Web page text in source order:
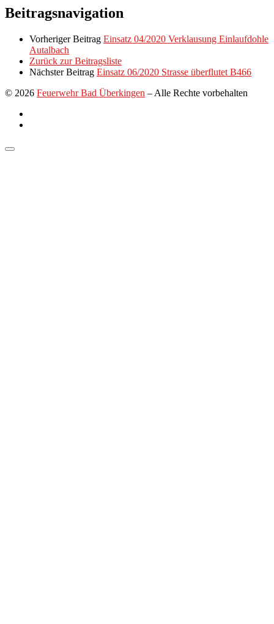
Beitragsnavigation
Vorheriger Beitrag Einsatz 04/2020 Verklausung Einlaufdohle
Autalbach
Zurück zur Beitragsliste
Nächster Beitrag Einsatz 06/2020 Strasse überflutet B466
© 2026 Feuerwehr Bad Überkingen – Alle Rechte vorbehalten